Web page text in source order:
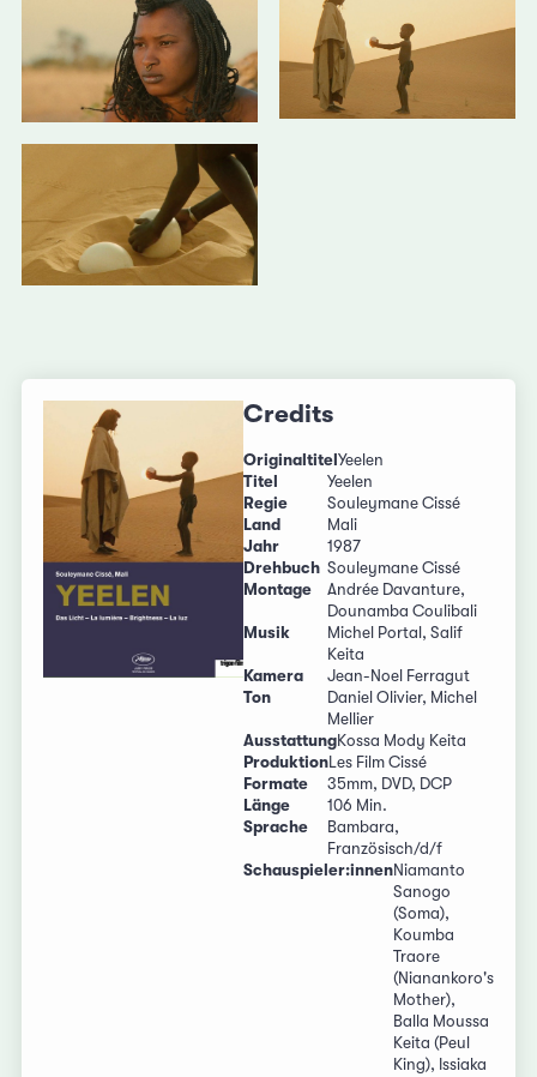
Credits
Originaltitel Yeelen
Titel
Yeelen
Regie
Souleymane Cissé
Land
Mali
Jahr
1987
Drehbuch Souleymane Cissé
Montage
Andrée Davanture,
Dounamba Coulibali
Musik
Michel Portal, Salif
Keita
Kamera
Jean-Noel Ferragut
Ton
Daniel Olivier, Michel
Mellier
AusstattungKossa Mody Keita
ProduktionLes Film Cissé
Formate
35mm, DVD, DCP
Länge
106 Min.
Sprache
Bambara,
Französisch/d/f
Schauspieler:innenNiamanto
Sanogo
(Soma),
Koumba
Traore
(Nianankoro's
Mother),
Balla Moussa
Keita (Peul
King), Issiaka